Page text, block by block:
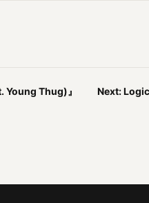
Thug)』
Next: